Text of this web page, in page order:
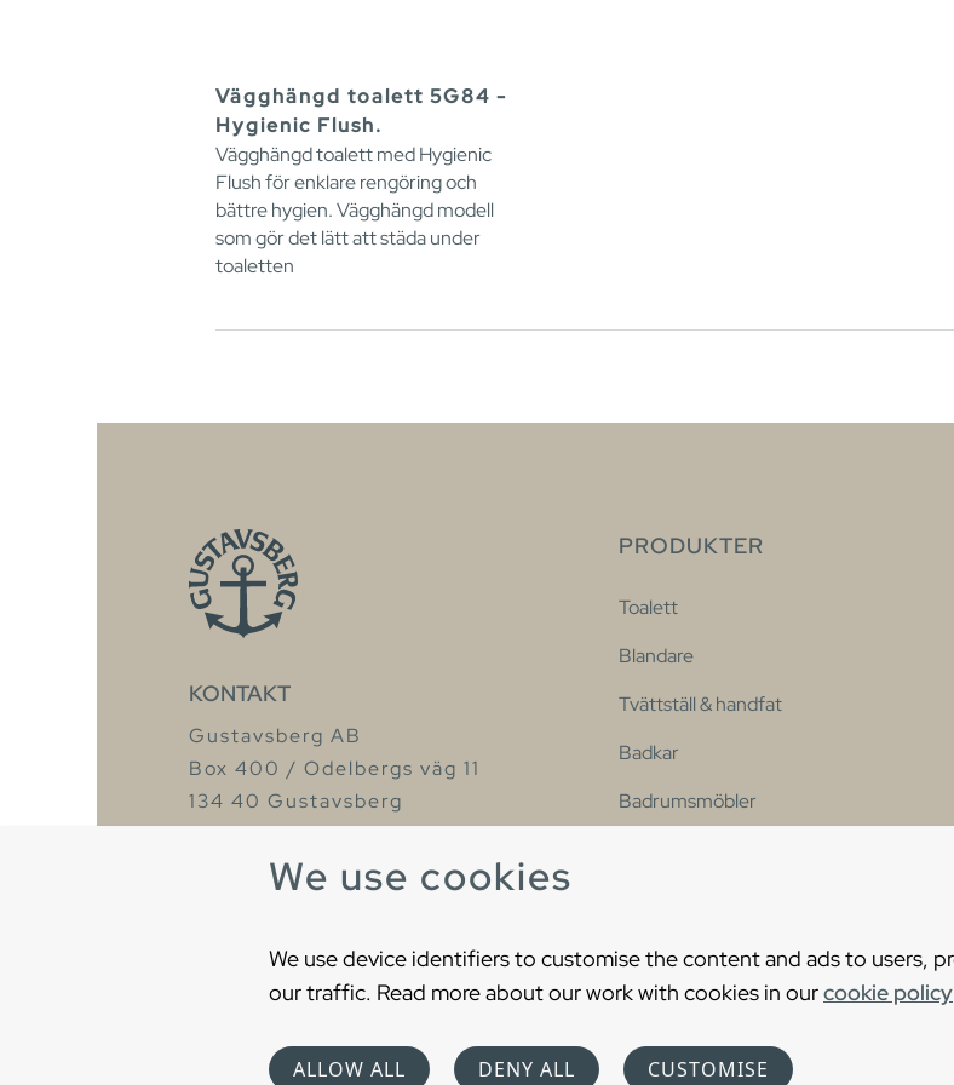
We use cookies
We use device identifiers to customise the content and ads to users,
our traffic. Read more about our work with cookies in ourcookie policy
ALLOW ALL DENY ALL CUSTOMISE
Vägghängd toalett 5G84 -
Hygienic Flush.
Vägghängd toalett med Hygienic
Flush för enklare rengöring och
bättre hygien. Vägghängd modell
som gör det lätt att städa under
toaletten
KONTAKT
Gustavsberg AB
Box 400 / Odelbergs väg 11
134 40 Gustavsberg
Org. nr: 556441-9918
PRODUKTER
Toalett
Blandare
Tvättställ & handfat
Badkar
Badrumsmöbler
Copyright © 2021 Gustavsberg. All Rights Reserved